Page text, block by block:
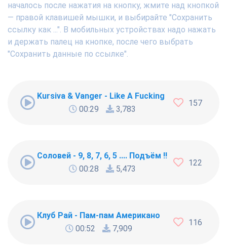
началось после нажатия на кнопку, жмите над кнопкой
— правой клавишей мышки, и выбирайте "Сохранить
ссылку как ...". В мобильных устройствах надо нажать
и держать палец на кнопке, после чего выбрать
"Сохранить данные по ссылке".
Kursiva & Vanger - Like A Fucking Newbie
00:29
3,783
157
Соловей - 9, 8, 7, 6, 5 .... Подъём !!!
00:28
5,473
122
Клуб Рай - Пам-пам Американо
00:52
7,909
116